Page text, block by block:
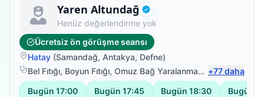
Yaren Altundağ Doğrulanmış
Fizyoterapist
Henüz değerlendirme yok
Ücretsiz ön görüşme seansı
Hatay (Samandağ, Antakya, Defne)
Bel Fıtığı, Boyun Fıtığı, Omuz Bağ Yaralanması ,Protez
+77daha
Bugün 17:00 Bugün 17:45 Bugün 18:30 Bugün